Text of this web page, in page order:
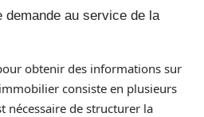
demande au service de la
obtenir des informations sur
consiste en plusieurs
nécessaire de structurer la